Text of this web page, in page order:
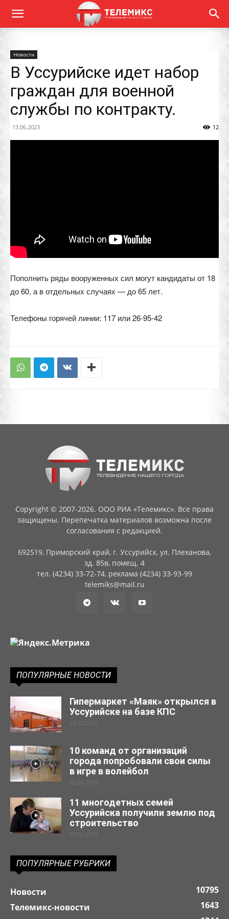
Новости
В Уссурийске идет набор
граждан для военной
службы по контракту.
13.06.2023 12
Пополнить ряды вооруженных сил могут кандидаты от 18
до 60, а в отдельных случаях — до 65 лет.
Телефоны горячей линии: 117 или 26-95-42
Copyright © 2007-2026. ООО РИА «Телемикс». Все права
защищены. Перепечатка материалов возможна после
согласования с редакцией.
692519, Приморский край, г. Уссурийск, ул. Плеханова,
зд. 85в, помещ. 4
тел. (4234) 33-72-74, реклама (4234) 33-93-99
telemiks@mail.ru
ПОПУЛЯРНЫЕ НОВОСТИ
Гипермаркет «Маяк» открылся в
Уссурийске на базе КПС
23.12.2019
10 команд от организаций
города попробовали свои силы
в игре в волейбол
30.04.2019
11 многодетных семей
Уссурийска получили землю под
строительство
29.03.2019
ПОПУЛЯРНЫЕ РУБРИКИ
Новости
10795
Телемикс-новости
1643